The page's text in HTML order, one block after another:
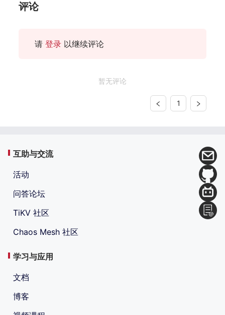
评论
请 登录 以继续评论
暂无评论
1
互助与交流
活动
问答论坛
TiKV 社区
Chaos Mesh 社区
学习与应用
文档
博客